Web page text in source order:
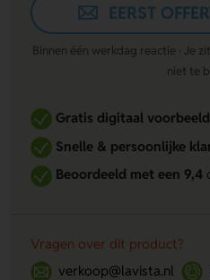
EERST
Binnen één werkdag reactie · Je
niet te
Gratis digitaal voorbeeld
Snelle & persoonlijke
Beoordeeld met een 9,4
Vragen over dit product?
verkoop@lavista.nl